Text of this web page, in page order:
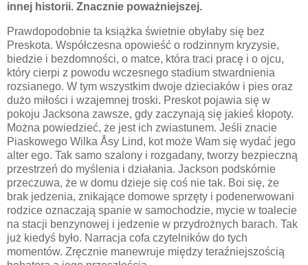
innej historii. Znacznie poważniejszej.
Prawdopodobnie ta książka świetnie obyłaby się bez
Preskota. Współczesna opowieść o rodzinnym kryzysie,
biedzie i bezdomności, o matce, która traci pracę i o ojcu,
który cierpi z powodu wczesnego stadium stwardnienia
rozsianego. W tym wszystkim dwoje dzieciaków i pies oraz
dużo miłości i wzajemnej troski. Preskot pojawia się w
pokoju Jacksona zawsze, gdy zaczynają się jakieś kłopoty.
Można powiedzieć, że jest ich zwiastunem. Jeśli znacie
Piaskowego Wilka Åsy Lind, kot może Wam się wydać jego
alter ego. Tak samo szalony i rozgadany, tworzy bezpieczną
przestrzeń do myślenia i działania. Jackson podskórnie
przeczuwa, że w domu dzieje się coś nie tak. Boi się, że
brak jedzenia, znikające domowe sprzęty i podenerwowani
rodzice oznaczają spanie w samochodzie, mycie w toalecie
na stacji benzynowej i jedzenie w przydrożnych barach. Tak
już kiedyś było. Narracja cofa czytelników do tych
momentów. Zręcznie manewruje między teraźniejszością